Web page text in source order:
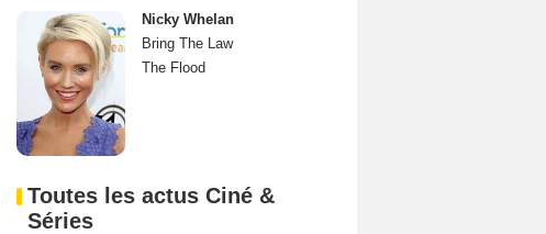
Nicky Whelan
Bring The Law
The Flood
Toutes les actus Ciné &
Séries